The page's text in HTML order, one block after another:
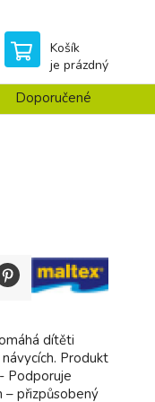
Košík
je prázdný
Doporučené
dítěti
Produkt
Podporuje
– přizpůsobený